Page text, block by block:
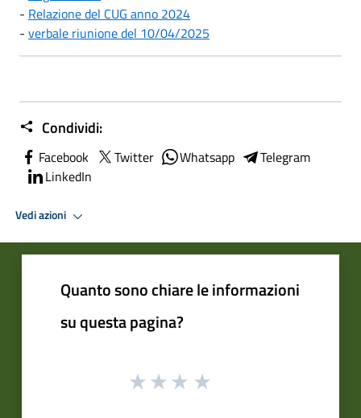
- Relazione del CUG anno 2024
- verbale riunione del 10/04/2025
Condividi:
Facebook Twitter Whatsapp
Telegram
LinkedIn
Vedi azioni
Quanto sono chiare le informazioni
su questa pagina?